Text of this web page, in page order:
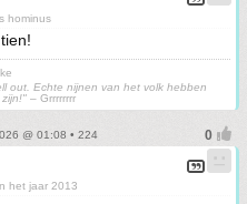
hominus
out. Echte nijnen van het volk hebben
– Grrrrrrrr
@ 01:08 • 224
het jaar 2013